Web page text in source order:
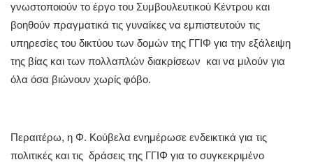
γνωστοποιούν το έργο του Συμβουλευτικού Κέντρου και
βοηθούν πραγματικά τις γυναίκες να εμπιστευτούν τις
υπηρεσίες του δικτύου των δομών της ΓΓΙΦ για την εξάλειψη
της βίας και των πολλαπλών διακρίσεων και να μιλούν για
όλα όσα βιώνουν χωρίς φόβο.
Περαιτέρω, η Φ. Κούβελα ενημέρωσε ενδεικτικά για τις
πολιτικές και τις δράσεις της ΓΓΙΦ για το συγκεκριμένο